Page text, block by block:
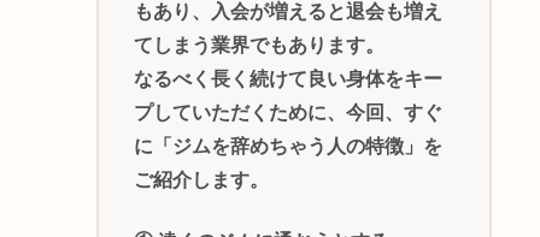
もあり、入会が増えると退会も増え
てしまう業界でもあります。
なるべく長く続けて良い身体をキー
プしていただくために、今回、すぐ
に「ジムを辞めちゃう人の特徴」を
ご紹介します。